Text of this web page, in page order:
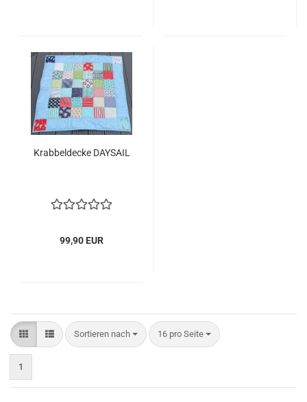
Krabbeldecke DAYSAIL
99,90 EUR
Sortieren nach
Sortieren nach 16 pro Seite
pro Seite
1